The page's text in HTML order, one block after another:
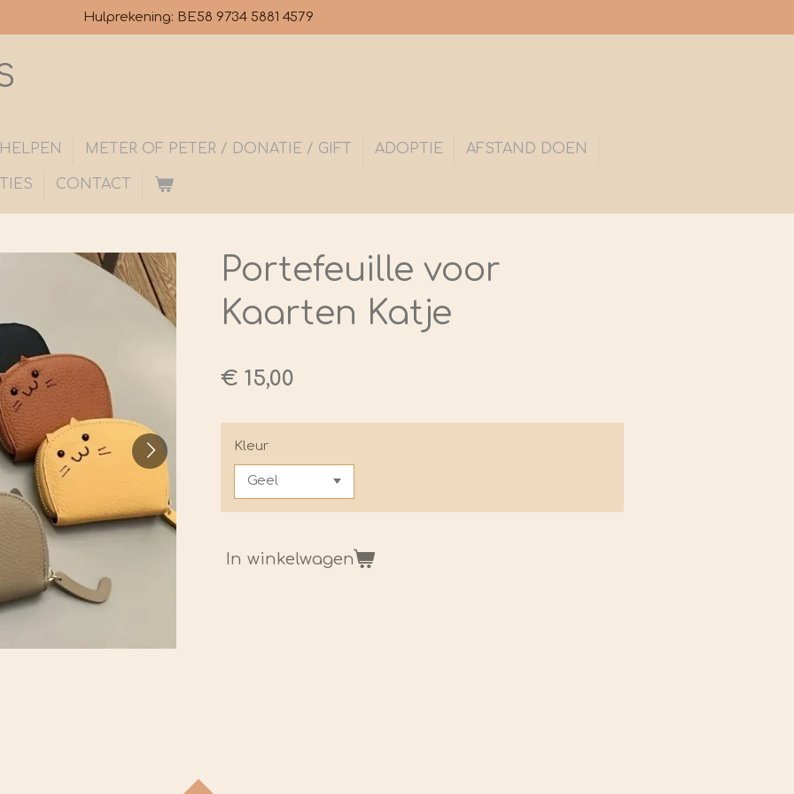
Hulprekening: BE58 9734 5881 4579
METER OF PETER / DONATIE / GIFT ADOPTIE AFSTAND DOEN
CONTACT
Portefeuille voor
Kaarten Katje
€ 15,00
Kleur
In winkelwagen